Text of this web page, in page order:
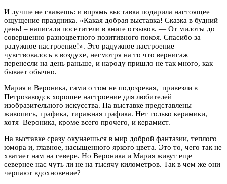
И лучше не скажешь: и впрямь выставка подарила настоящее
ощущение праздника. «Какая добрая выставка! Сказка в будний
день! – написали посетители в книге отзывов. — От милоты до
совершенно разноцветного позитивного покоя. Спасибо за
радужное настроение!». Это радужное настроение
чувствовалось в воздухе, несмотря на то что вернисаж
перенесли на день раньше, и народу пришло не так много, как
бывает обычно.
Мария и Вероника, сами о том не подозревая, привезли в
Петрозаводск хорошее настроение для любителей
изобразительного искусства. На выставке представлены
живопись, графика, тиражная графика. Нет только керамики,
хотя Вероника, кроме всего прочего, и керамист.
На выставке сразу окунаешься в мир доброй фантазии, теплого
юмора и, главное, насыщенного яркого цвета. Это то, чего так не
хватает нам на севере. Но Вероника и Мария живут еще
севернее нас чуть ли не на тысячу километров. Так в чем же они
черпают вдохновение?